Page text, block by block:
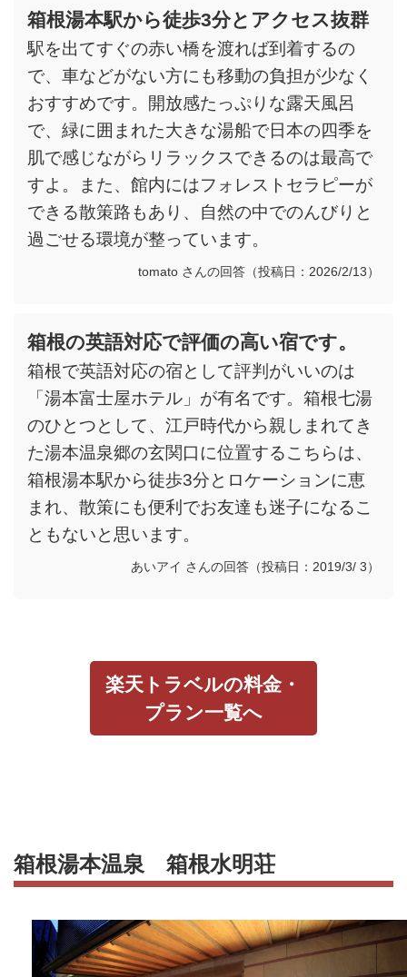
箱根湯本駅から徒歩3分とアクセス抜群
駅を出てすぐの赤い橋を渡れば到着するの
で、車などがない方にも移動の負担が少なく
おすすめです。開放感たっぷりな露天風呂
で、緑に囲まれた大きな湯船で日本の四季を
肌で感じながらリラックスできるのは最高で
すよ。また、館内にはフォレストセラピーが
できる散策路もあり、自然の中でのんびりと
過ごせる環境が整っています。
tomato さんの回答（投稿日：2026/2/13）
箱根の英語対応で評価の高い宿です。
箱根で英語対応の宿として評判がいいのは
「湯本富士屋ホテル」が有名です。箱根七湯
のひとつとして、江戸時代から親しまれてき
た湯本温泉郷の玄関口に位置するこちらは、
箱根湯本駅から徒歩3分とロケーションに恵
まれ、散策にも便利でお友達も迷子になるこ
ともないと思います。
あいアイ さんの回答（投稿日：2019/3/ 3）
楽天トラベルの料金・
プラン一覧へ
箱根湯本温泉 箱根水明荘